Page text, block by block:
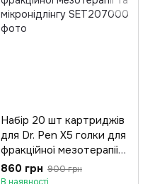
Набір 20 шт картриджів
для Dr. Pen X5 голки для
фракційної мезотерапії
та мікронідлінгу
860 грн 900 грн